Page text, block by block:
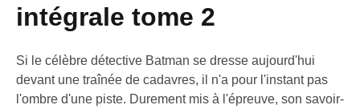
intégrale tome 2
Si le célèbre détective Batman se dresse aujourd'hui
devant une traînée de cadavres, il n'a pour l'instant pas
l'ombre d'une piste. Durement mis à l'épreuve, son savoir-